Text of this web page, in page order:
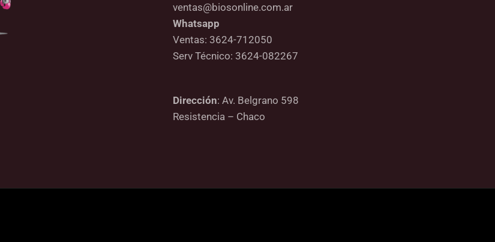
ventas@biosonline.com.ar
Whatsapp
Ventas: 3624-712050
Serv Técnico: 3624-082267
Dirección: Av. Belgrano 598
Resistencia – Chaco